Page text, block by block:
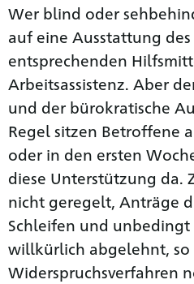
Wer blind oder
auf eine Ausstattung
entsprechenden
Arbeitsassistenz. Aber
und der bürokratische
Regel sitzen Betroffene
oder in den ersten
diese Unterstützung da.
nicht geregelt, Anträge
Schleifen und
willkürlich abgelehnt, so
Widerspruchsverfahren